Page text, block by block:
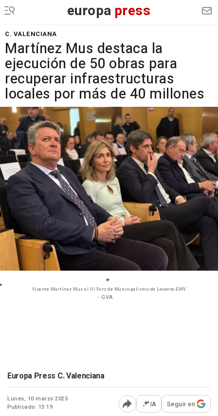
europa press
C. VALENCIANA
Martínez Mus destaca la
ejecución de 50 obras para
recuperar infraestructuras
locales por más de 40 millones
Vicente Martínez Mus el III Foro de Municipalismo de Levante-EMV
- GVA
Europa Press C. Valenciana
Lunes, 10 marzo 2025
Publicado: 13:19
Abrir opciones para
IA Seguir en